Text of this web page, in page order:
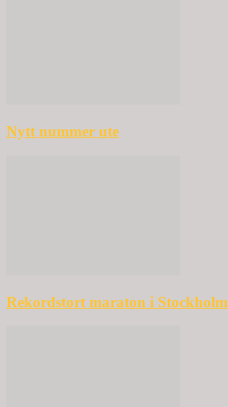
Nytt nummer ute
Rekordstort maraton i Stockholm